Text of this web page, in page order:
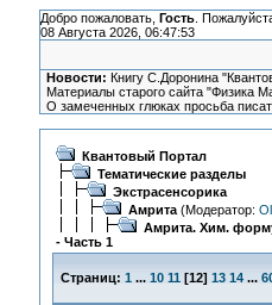
Добро пожаловать, Гость.
08 Августа 2026, 06:47:53
Новости: Книгу С.Доронина
Материалы старого сайта "Физика
О замеченных глюках просьба
Квантовый Портал
Тематические разделы
Экстрасенсорика
Амрита(Модератор:
Амрита. Хим.
- Часть 1
Страниц: 1 ... 10 11 [12] 13 14 ...